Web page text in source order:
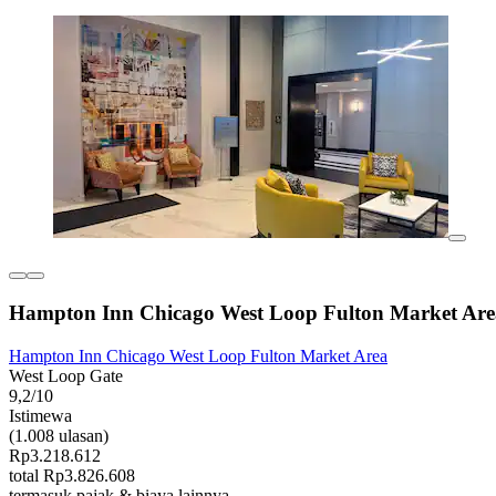
Hampton Inn Chicago West Loop Fulton Market
Hampton Inn Chicago West Loop Fulton Market Area
West Loop Gate
9,2/10
Istimewa
(1.008 ulasan)
Rp3.218.612
total Rp3.826.608